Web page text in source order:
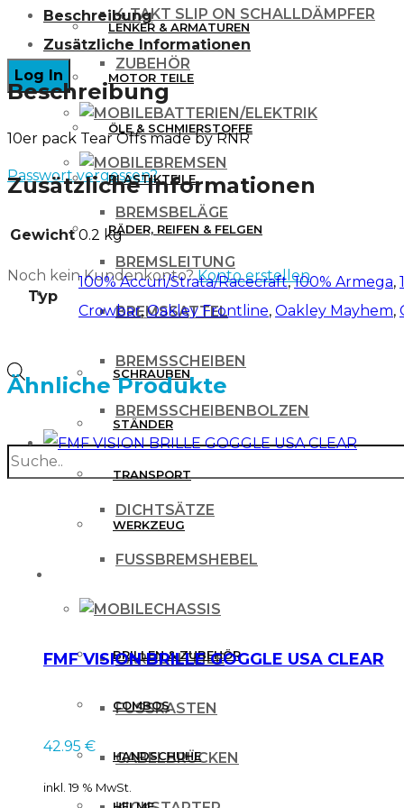
4 TAKT SLIP ON SCHALLDÄMPFER
ZUBEHÖR
BATTERIEN/ELEKTRIK
BREMSEN
BREMSBELÄGE
BREMSLEITUNG
BREMSSATTEL
BREMSSCHEIBEN
BREMSSCHEIBENBOLZEN
DICHTSÄTZE
FUSSBREMSHEBEL
CHASSIS
CARBONTEILE
FUSSRASTEN
GABELBRÜCKEN
Passwort vergessen?
Noch kein Kundenkonto?Konto erstellen
Products
search
LENKER & ARMATUREN
MOTOR TEILE
ÖLE & SCHMIERSTOFFE
PLASTIKTEILE
RÄDER, REIFEN & FELGEN
WERKZEUG & ZUBEHÖR
SCHRAUBEN
STÄNDER
TRANSPORT
WERKZEUG
BRILLEN & ZUBEHÖR
COMBOS
HANDSCHUHE
Stück
/
Brillenmodelle
Menge
Beschreibung
Zusätzliche Informationen
Beschreibung
10er pack Tear Offs made by RNR
Zusätzliche Informationen
Gewicht 0.2 kg
Typ
100% Accuri/Strata/Racecraft,100% Armega,
Crowbar,Oakley Frontline, Oakley Mayhem,
Ähnliche Produkte
FMF VISION BRILLE GOGGLE USA CLEAR
42.95 €
inkl. 19 % MwSt.